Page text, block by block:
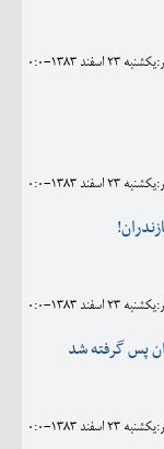
23 اسفند 1383-0:0
23 اسفند 1383-0:0
23 اسفند 1383-0:0
23 اسفند 1383-0:0